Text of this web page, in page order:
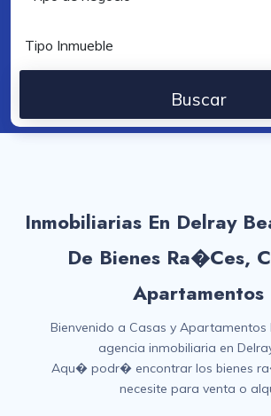
Inmobiliarias En Delray
De Bienes Ra�ces,
Apartamentos
Bienvenido a Casas y Apartamentos
agencia inmobiliaria en
Aqu� podr� encontrar los bienes
necesite para venta o